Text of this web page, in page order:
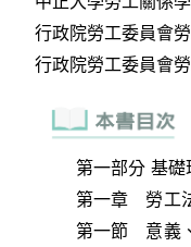
第一部分 基礎
第一章 勞工
第一節 意義